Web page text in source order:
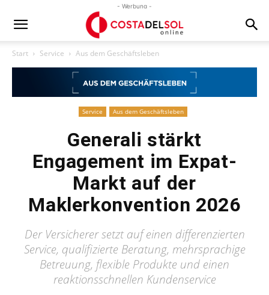
- Werbung -
Start Service Aus dem Geschäftsleben
Service Aus dem Geschäftsleben
Generali stärkt
Engagement im Expat-
Markt auf der
Maklerkonvention 2026
Der Versicherer setzt auf einen differenzierten
Service, qualifizierte Beratung, mehrsprachige
Betreuung, flexible Produkte und einen
reaktionsschnellen Kundenservice